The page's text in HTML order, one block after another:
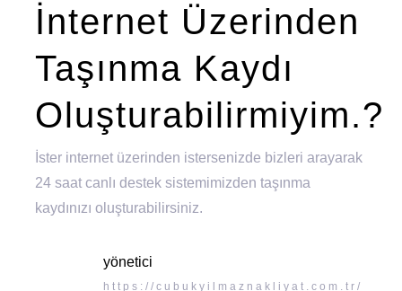
İnternet Üzerinden
Taşınma Kaydı
Oluşturabilirmiyim.?
İster internet üzerinden istersenizde bizleri arayarak
24 saat canlı destek sistemimizden taşınma
kaydınızı oluşturabilirsiniz.
yönetici
https://cubukyilmaznakliyat.com.tr/